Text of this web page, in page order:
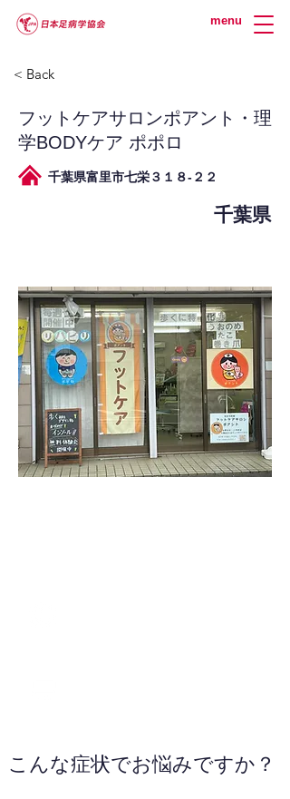
menu
< Back
フットケアサロンポアント・理
学BODYケア ポポロ
千葉県富里市七栄３１８-２２
千葉県
こんな症状でお悩みですか？